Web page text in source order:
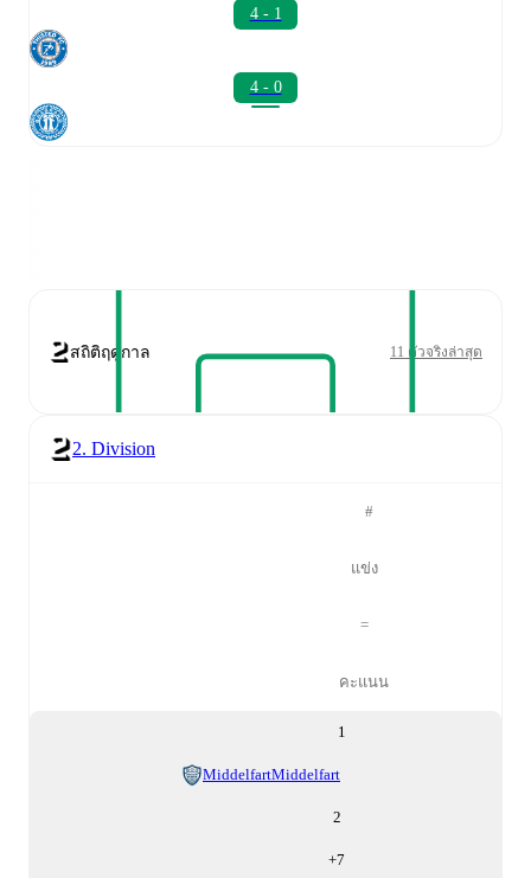
4 - 1
4 - 0
สถิติฤดูกาล 11 ตัวจริงล่าสุด
2. Division
#
แข่ง
=
คะแนน
1
MiddelfartMiddelfart
2
+7